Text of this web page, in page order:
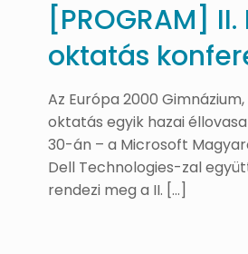
[PROGRAM]
oktatás
Az Európa 2000
oktatás egyik hazai
30-án – a Microsoft
Dell Technologies-zal
rendezi meg a II. […]